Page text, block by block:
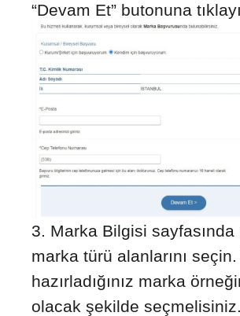
“Devam Et” butonuna
Marka Bilgisi sayfasında
marka türü alanlarını
hazırladığınız marka
olacak şekilde